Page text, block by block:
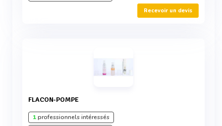
Recevoir un devis
FLACON-POMPE
1professionnels intéressés